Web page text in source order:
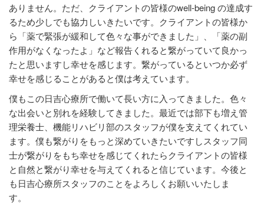
ありません。ただ、クライアントの皆様のwell-being の達成す
るため少しでも協力しいきたいです。クライアントの皆様か
ら「薬で緊張が緩和して色々な事ができました」、「薬の副
作用がなくなったよ」など報告くれると繋がっていて良かっ
たと思いますし幸せを感じます。繋がっているといつか必ず
幸せを感じることがあると僕は考えています。
僕もこの日吉心療所で働いて長い方に入ってきました。色々
な出会いと別れを経験してきました。最近では部下も増え管
理栄養士、機能リハビリ部のスタッフが僕を支えてくれてい
ます。僕も繋がりをもっと深めていきたいですしスタッフ同
士が繋がりをもち幸せを感じてくれたらクライアントの皆様
と自然と繋がり幸せを与えてくれると信じています。今後と
も日吉心療所スタッフのことをよろしくお願いいたしま
す。